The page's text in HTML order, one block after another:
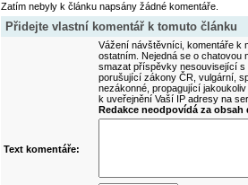
Zatím nebyly k článku napsány žádné komentáře.
Přidejte vlastní komentář k tomuto článku
Vážení návštěvníci, komentáře k
ostatním. Nejedná se o
smazat příspěvky nesouvisející
porušující zákony ČR, vulgární,
nezákonné, propagující
k uveřejnění Vaší IP adresy na
Redakce neodpovídá za
Text komentáře: